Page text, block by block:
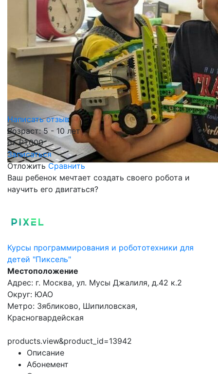
Написать отзыв
Возраст: 5 - 10 лет
от₽1,000
Записаться
Отложить Сравнить
Ваш ребенок мечтает создать своего робота и
научить его двигаться?
Курсы программирования и робототехники для
детей "Пиксель"
Местоположение
Адрес: г. Москва, ул. Мусы Джалиля, д.42 к.2
Округ: ЮАО
Метро: Зябликово, Шипиловская,
Красногвардейская
products.view&product_id=13942
Описание
Абонемент